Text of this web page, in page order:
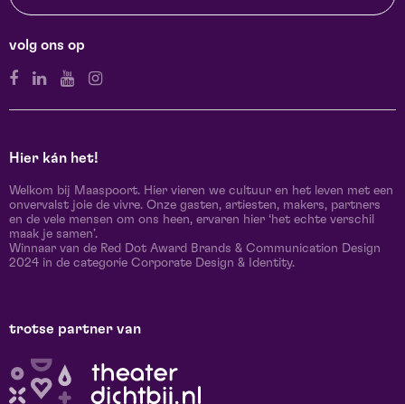
volg ons op
Hier kán het!
Welkom bij Maaspoort. Hier vieren we cultuur en het leven met een
onvervalst joie de vivre. Onze gasten, artiesten, makers, partners
en de vele mensen om ons heen, ervaren hier ‘het echte verschil
maak je samen’.
Winnaar van de Red Dot Award Brands & Communication Design
2024 in de categorie Corporate Design & Identity.
trotse partner van